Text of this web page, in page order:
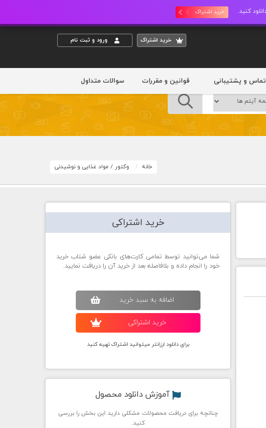
خرید اشتراک
خريد اشتراک ورود و ثبت نام
تماس و پشتیبانی قوانین و مقررات سوالات متداول
خانه وکتور / مواد غذایی و نوشیدنی
خرید اشتراکی
شما می‌توانید توسط تمامی کارت‌های بانکی عضو شتاب خرید
خود را انجام داده و بلافاصله بعد از خرید آن را دریافت نمایید.
اضافه به سبد خريد
خريد اشتراکی
برای دانلود ارزانتر میتوانید اشتراک تهیه کنید
آموزش دانلود محصول
چنانچه برای دریافت محصولات مشکلی دارید این بخش را بررسی
کنید.